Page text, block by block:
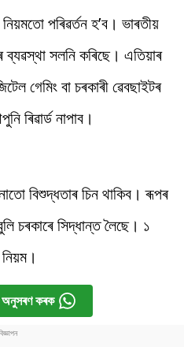
পৰিৱৰ্তন হ’ব। ভাৰতীয়
ব্যৱস্থা সলনি কৰিছে। এতিয়াৰ
গেমিং বা চৰকাৰী ৱেবছাইটৰ
ৰিৱাৰ্ড নাপাব।
বিশুদ্ধতাৰ চিন থাকিব। ৰূপৰ
চৰকাৰে সিদ্ধান্ত লৈছে। ১
অনুসৰণ কৰক